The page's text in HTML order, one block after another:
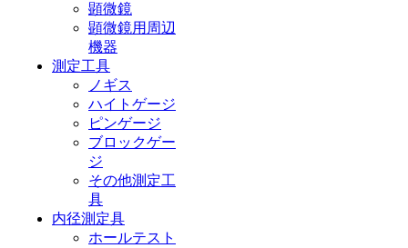
顕微鏡
顕微鏡用周辺
機器
測定工具
ノギス
ハイトゲージ
ピンゲージ
ブロックゲー
ジ
その他測定工
具
内径測定具
ホールテスト